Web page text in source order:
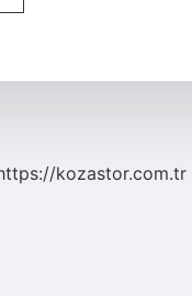
Büzgü
kozastor.com.tr